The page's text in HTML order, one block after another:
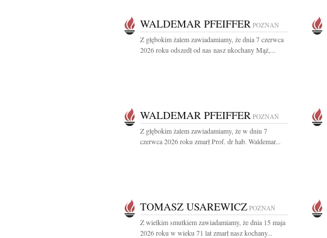
WALDEMAR PFEIFFER POZNAŃ
Z głębokim żalem zawiadamiamy, że dnia 7 czerwca
2026 roku odszedł od nas nasz ukochany Mąż,...
WALDEMAR PFEIFFER POZNAŃ
Z głębokim żalem zawiadamiamy, że w dniu 7
czerwca 2026 roku zmarł Prof. dr hab. Waldemar...
TOMASZ USAREWICZ POZNAŃ
Z wielkim smutkiem zawiadamiamy, że dnia 15 maja
2026 roku w wieku 71 lat zmarł nasz kochany...